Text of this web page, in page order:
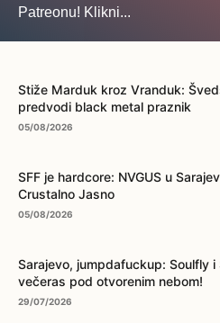
Patreonu! Klikni...
Stiže Marduk kroz Vranduk:
predvodi black metal praznik
05/08/2026
SFF je hardcore: NVGUS u
Crustalno Jasno
05/08/2026
Sarajevo, jumpdafuckup: Soulfly i
večeras pod otvorenim nebom!
29/07/2026